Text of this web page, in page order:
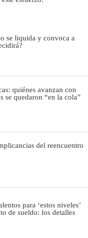
se liquida y convoca a
quiénes avanzan con
se quedaron “en la cola”
del reencuentro
para ‘estos niveles’
de sueldo: los detalles